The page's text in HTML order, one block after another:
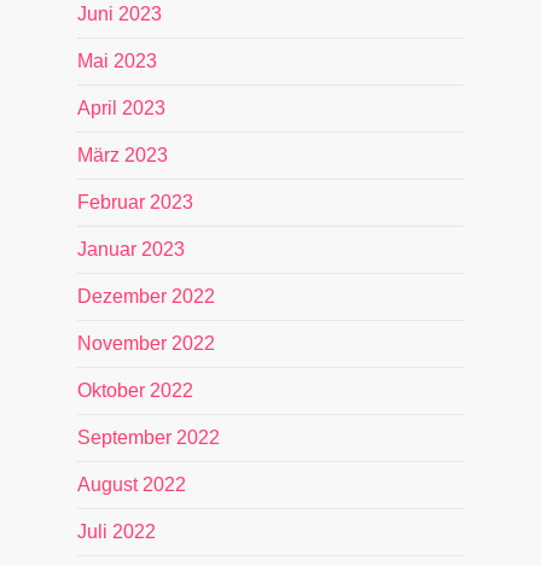
Juni 2023
Mai 2023
April 2023
März 2023
Februar 2023
Januar 2023
Dezember 2022
November 2022
Oktober 2022
September 2022
August 2022
Juli 2022